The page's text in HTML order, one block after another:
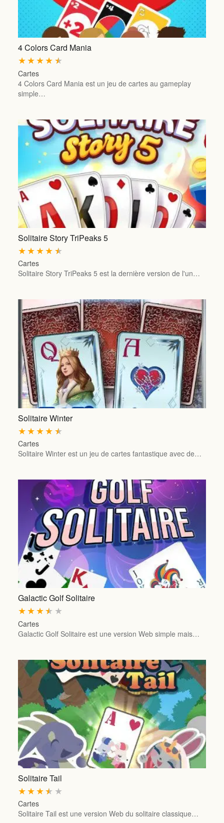
4 Colors Card Mania
★
★
★
★
★
Cartes
4 Colors Card Mania est un jeu de cartes au gameplay
simple…
Solitaire Story TriPeaks 5
★
★
★
★
★
Cartes
Solitaire Story TriPeaks 5 est la dernière version de l'un…
Solitaire Winter
★
★
★
★
★
Cartes
Solitaire Winter est un jeu de cartes fantastique avec de…
Galactic Golf Solitaire
★
★
★
★
★
Cartes
Galactic Golf Solitaire est une version Web simple mais…
Solitaire Tail
★
★
★
★
★
Cartes
Solitaire Tail est une version Web du solitaire classique…